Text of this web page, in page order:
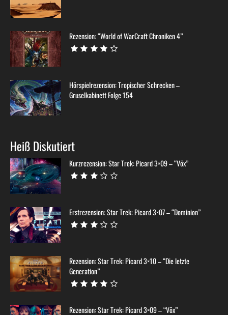
Rezension: “World of WarCraft Chroniken 4”
Hörspielrezension: Tropischer Schrecken –
Gruselkabinett Folge 154
Heiß Diskutiert
Kurzrezension: Star Trek: Picard 3×09 – “Võx”
Erstrezension: Star Trek: Picard 3×07 – “Dominion”
Rezension: Star Trek: Picard 3×10 – “Die letzte
Generation”
Rezension: Star Trek: Picard 3×09 – “Võx”